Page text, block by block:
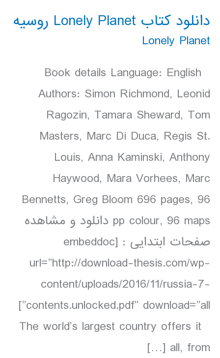
دانلود کتاب Lonely Planet روسيه
Lonely Planet
Book details Language: English
Authors: Simon Richmond, Leonid
Ragozin, Tamara Sheward, Tom
Masters, Marc Di Duca, Regis St.
Louis, Anna Kaminski, Anthony
Haywood, Mara Vorhees, Marc
Bennetts, Greg Bloom 696 pages, 96
pp colour, 96 maps دانلود و مشاهده
صفحات ابتدایی : [embeddoc
url=”http://download-thesis.com/wp-
content/uploads/2016/11/russia-7-
contents.unlocked.pdf” download=”all”]
The world’s largest country offers it
all, from […]